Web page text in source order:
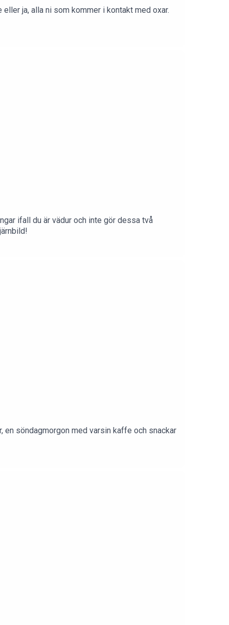
ja, alla ni som kommer i kontakt med oxar.
ifall du är vädur och inte gör dessa två
söndagmorgon med varsin kaffe och snackar